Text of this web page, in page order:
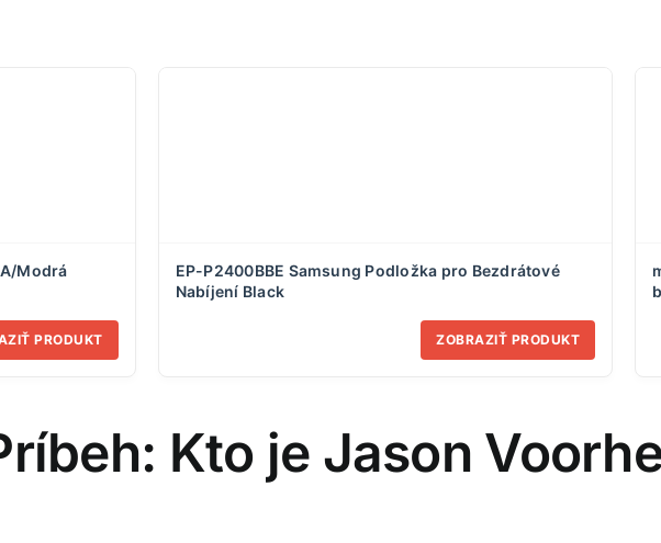
Modrá
PRODUKT
EP-P2400BBE Samsung Podložka pro Bezdrátové
Nabíjení Black
ZOBRAZIŤ PRODUKT
Kto je Jason